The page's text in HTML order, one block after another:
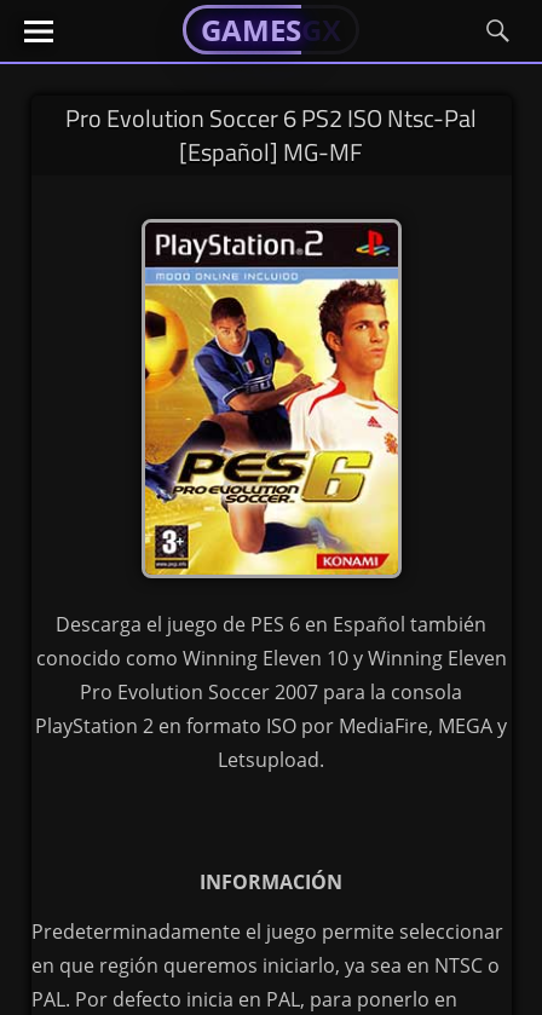
Skip
GAMESGX
El
portal
GAMESGX
GAMESGX
El
portal
Pro Evolution Soccer 6 PS2 ISO Ntsc-Pal
[Español] MG-MF
Descarga el juego de PES 6 en Español también
conocido como Winning Eleven 10 y Winning Eleven
Pro Evolution Soccer 2007 para la consola
PlayStation 2 en formato ISO por MediaFire, MEGA y
Letsupload.
INFORMACIÓN
Predeterminadamente el juego permite seleccionar
en que región queremos iniciarlo, ya sea en NTSC o
PAL. Por defecto inicia en PAL, para ponerlo en